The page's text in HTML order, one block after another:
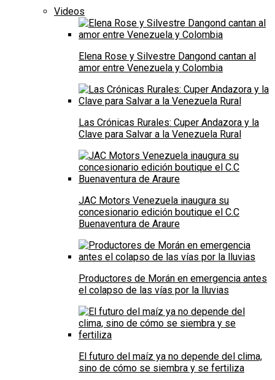
Videos
Elena Rose y Silvestre Dangond cantan al
amor entre Venezuela y Colombia
Las Crónicas Rurales: Cuper Andazora y la
Clave para Salvar a la Venezuela Rural
JAC Motors Venezuela inaugura su
concesionario edición boutique el C.C
Buenaventura de Araure
Productores de Morán en emergencia antes
el colapso de las vías por la lluvias
El futuro del maíz ya no depende del clima,
sino de cómo se siembra y se fertiliza